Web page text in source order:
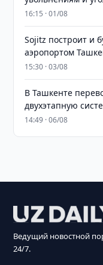
16:15 · 01/08
Sojitz построит и
аэропортом
15:30 · 03/08
В Ташкенте
двухэтапную
14:49 · 06/08
Ведущий новостной
24/7.